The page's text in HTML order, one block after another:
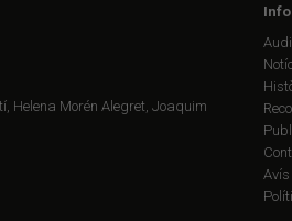
Helena Morén Alegret, Joaquim
Avís